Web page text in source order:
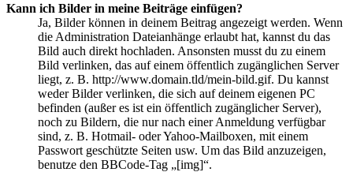
Kann ich Bilder in meine Beiträge einfügen?
Ja, Bilder können in deinem Beitrag angezeigt werden. Wenn
die Administration Dateianhänge erlaubt hat, kannst du das
Bild auch direkt hochladen. Ansonsten musst du zu einem
Bild verlinken, das auf einem öffentlich zugänglichen Server
liegt, z. B. http://www.domain.tld/mein-bild.gif. Du kannst
weder Bilder verlinken, die sich auf deinem eigenen PC
befinden (außer es ist ein öffentlich zugänglicher Server),
noch zu Bildern, die nur nach einer Anmeldung verfügbar
sind, z. B. Hotmail- oder Yahoo-Mailboxen, mit einem
Passwort geschützte Seiten usw. Um das Bild anzuzeigen,
benutze den BBCode-Tag „[img]“.